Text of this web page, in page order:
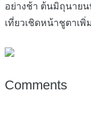
อย่างช้า ต้นมิถุนายน
เที่ยวเชิดหน้าชูตาเ
Comments